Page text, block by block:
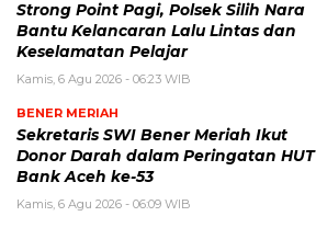
Strong Point Pagi, Polsek Silih Nara
Bantu Kelancaran Lalu Lintas dan
Keselamatan Pelajar
Kamis, 6 Agu 2026 - 06:23 WIB
BENER MERIAH
Sekretaris SWI Bener Meriah Ikut
Donor Darah dalam Peringatan HUT
Bank Aceh ke-53
Kamis, 6 Agu 2026 - 06:09 WIB